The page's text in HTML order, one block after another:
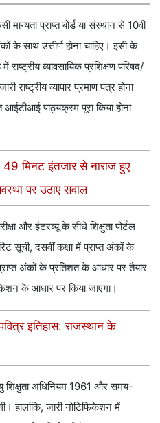
प्राप्त बोर्ड या संस्थान से 10वीं
के साथ उत्तीर्ण होना चाहिए। इसी के
व्यावसायिक प्रशिक्षण परिषद/
राष्ट्रीय व्यापार प्रमाण पत्र होना
आईटीआई पाठ्यक्रम पूरा किया होना
49 मिनट इंतजार से नाराज हुए
पर उठाए सवाल
और इंटरव्यू के सीधे शिक्षुता पोर्टल
सूची, दसवीं कक्षा में प्राप्त अंकों के
अंकों के प्रतिशत के आधार पर तैयार
के आधार पर किया जाएगा।
इतिहास: राजस्थान के
अधिनियम 1961 और समय-
हालांकि, जारी नोटिफिकेशन में